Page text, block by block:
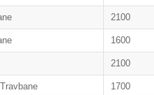
2100
1600
2100
1700